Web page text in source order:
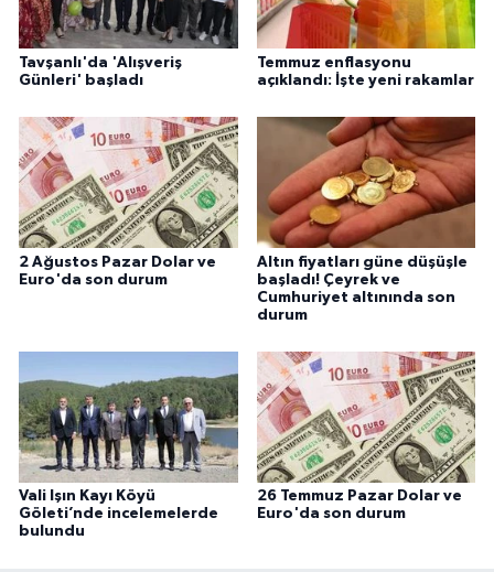
Tavşanlı'da 'Alışveriş
Günleri' başladı
Temmuz enflasyonu
açıklandı: İşte yeni rakamlar
2 Ağustos Pazar Dolar ve
Euro'da son durum
Altın fiyatları güne düşüşle
başladı! Çeyrek ve
Cumhuriyet altınında son
durum
Vali Işın Kayı Köyü
Göleti’nde incelemelerde
bulundu
26 Temmuz Pazar Dolar ve
Euro'da son durum